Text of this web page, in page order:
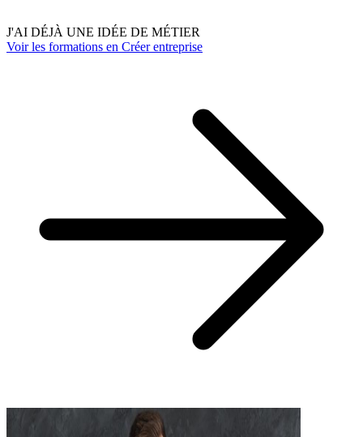
J'AI DÉJÀ UNE IDÉE DE MÉTIER
Voir les formations en Créer entreprise